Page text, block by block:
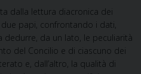
dalla lettura diacronica dei
papi, confrontando i dati,
dedurre, da un lato, le peculiarità
del Concilio e di ciascuno dei
e, dall’altro, la qualità di